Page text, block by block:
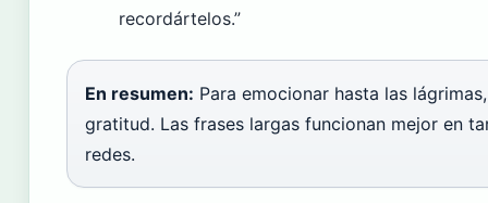
recordártelos.”
En resumen: Para emocionar hasta las
gratitud. Las frases largas funcionan mejor en
redes.